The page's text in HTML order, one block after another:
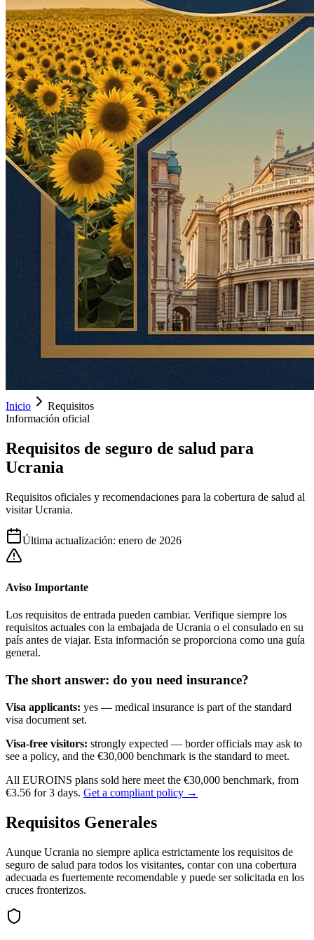
Inicio
Requisitos
Información oficial
Requisitos de seguro de salud para
Ucrania
Requisitos oficiales y recomendaciones para la cobertura de salud al
visitar Ucrania.
Última actualización: enero de 2026
Aviso Importante
Los requisitos de entrada pueden cambiar. Verifique siempre los
requisitos actuales con la embajada de Ucrania o el consulado en su
país antes de viajar. Esta información se proporciona como una guía
general.
The short answer: do you need insurance?
Visa applicants: yes — medical insurance is part of the standard
visa document set.
Visa-free visitors: strongly expected — border officials may ask to
see a policy, and the €30,000 benchmark is the standard to meet.
All EUROINS plans sold here meet the €30,000 benchmark, from
€3.56 for 3 days. Get a compliant policy →
Requisitos Generales
Aunque Ucrania no siempre aplica estrictamente los requisitos de
seguro de salud para todos los visitantes, contar con una cobertura
adecuada es fuertemente recomendable y puede ser solicitada en los
cruces fronterizos.